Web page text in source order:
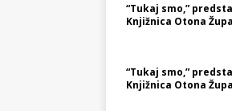
“Tukaj smo,”
Knjižnica Otona
“Tukaj smo,”
Knjižnica Otona